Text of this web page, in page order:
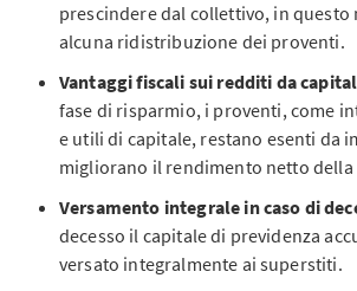
prescindere dal collettivo, in questo
alcuna ridistribuzione dei proventi.
Vantaggi fiscali sui redditi da
fase di risparmio, i proventi, come
e utili di capitale, restano esenti da
migliorano il rendimento netto della
Versamento integrale in caso di
decesso il capitale di previdenza
versato integralmente ai superstiti.